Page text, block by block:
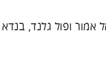
אמור ופול גלנד, בנדא